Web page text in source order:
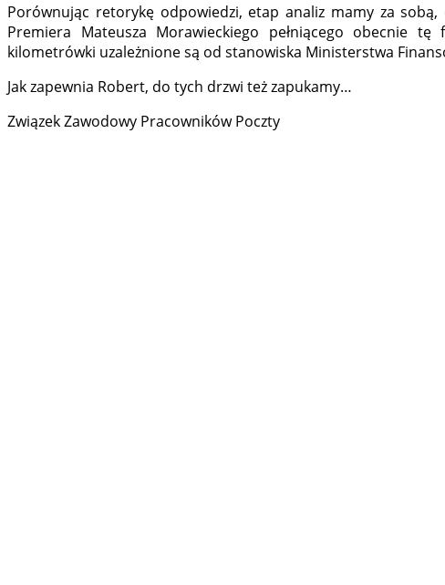
Porównując retorykę odpowiedzi, etap analiz mamy za
Premiera Mateusza Morawieckiego pełniącego obecnie
kilometrówki uzależnione są od stanowiska Ministerstwa
Jak zapewnia Robert, do tych drzwi też zapukamy…
Związek Zawodowy Pracowników Poczty